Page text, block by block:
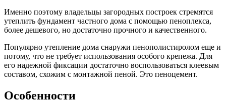
Именно поэтому владельцы загородных построек стремятся
утеплить фундамент частного дома с помощью пеноплекса,
более дешевого, но достаточно прочного и качественного.
Популярно утепление дома снаружи пенополистиролом еще и
потому, что не требует использования особого крепежа. Для
его надежной фиксации достаточно воспользоваться клеевым
составом, схожим с монтажной пеной. Это пеноцемент.
Особенности